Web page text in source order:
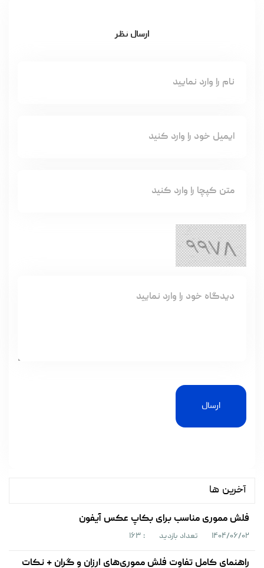
ارسال نظر
ارسال
آخرین ها
فلش مموری مناسب برای بکاپ عکس آیفون
۱۴۰۴/۰۶/۰۲ تعداد بازدید : ۱۶۳
راهنمای کامل تفاوت فلش مموری‌های ارزان و گران + نکات